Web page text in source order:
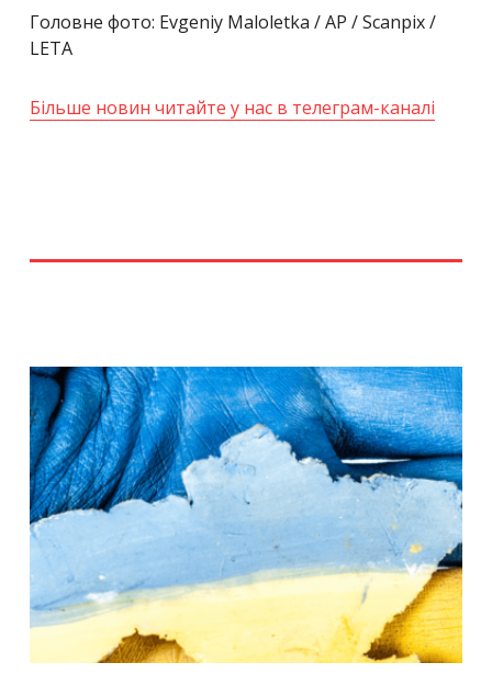
Головне фото: Evgeniy Maloletka / AP / Scanpix /
LETA
Більше новин читайте у нас в телеграм-каналі